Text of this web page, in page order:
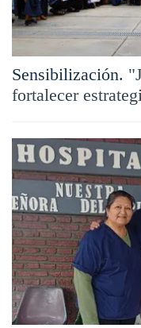
Sensibilización.
fortalecer